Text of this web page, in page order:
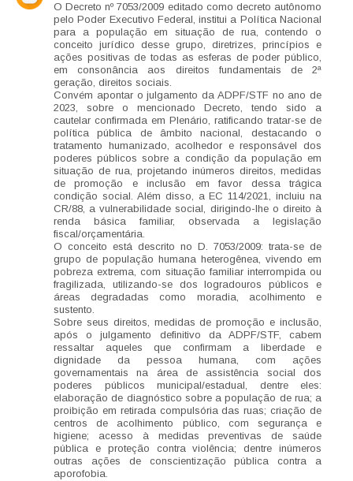
O Decreto nº 7053/2009 editado como decreto autônomo
pelo Poder Executivo Federal, institui a Política Nacional
para a população em situação de rua, contendo o
conceito jurídico desse grupo, diretrizes, princípios e
ações positivas de todas as esferas de poder público,
em consonância aos direitos fundamentais de 2ª
geração, direitos sociais.
Convém apontar o julgamento da ADPF/STF no ano de
2023, sobre o mencionado Decreto, tendo sido a
cautelar confirmada em Plenário, ratificando tratar-se de
política pública de âmbito nacional, destacando o
tratamento humanizado, acolhedor e responsável dos
poderes públicos sobre a condição da população em
situação de rua, projetando inúmeros direitos, medidas
de promoção e inclusão em favor dessa trágica
condição social. Além disso, a EC 114/2021, incluiu na
CR/88, a vulnerabilidade social, dirigindo-lhe o direito à
renda básica familiar, observada a legislação
fiscal/orçamentária.
O conceito está descrito no D. 7053/2009: trata-se de
grupo de população humana heterogênea, vivendo em
pobreza extrema, com situação familiar interrompida ou
fragilizada, utilizando-se dos logradouros públicos e
áreas degradadas como moradia, acolhimento e
sustento.
Sobre seus direitos, medidas de promoção e inclusão,
após o julgamento definitivo da ADPF/STF, cabem
ressaltar aqueles que confirmam a liberdade e
dignidade da pessoa humana, com ações
governamentais na área de assistência social dos
poderes públicos municipal/estadual, dentre eles:
elaboração de diagnóstico sobre a população de rua; a
proibição em retirada compulsória das ruas; criação de
centros de acolhimento público, com segurança e
higiene; acesso à medidas preventivas de saúde
pública e proteção contra violência; dentre inúmeros
outras ações de conscientização pública contra a
aporofobia.